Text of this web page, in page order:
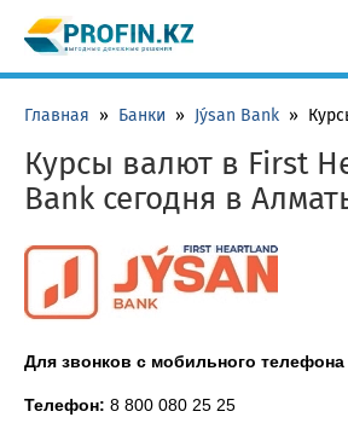
Главная » Банки » Jýsan Bank »
Курсы валют в First
Bank сегодня в
Для звонков с мобильного телефона
Телефон: 8 800 080 25 25